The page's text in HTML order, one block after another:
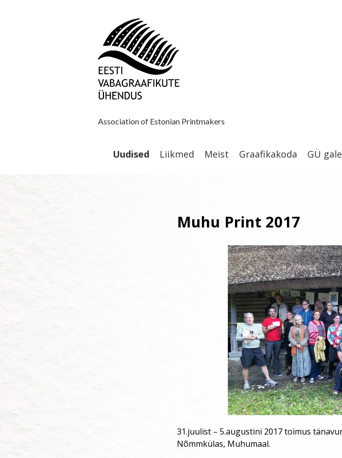
Association of Estonian Printmakers
Uudised Liikmed Meist Graafikakoda GÜ
Muhu Print 2017
31.juulist – 5.augustini 2017 toimus
Nõmmkülas, Muhumaal.